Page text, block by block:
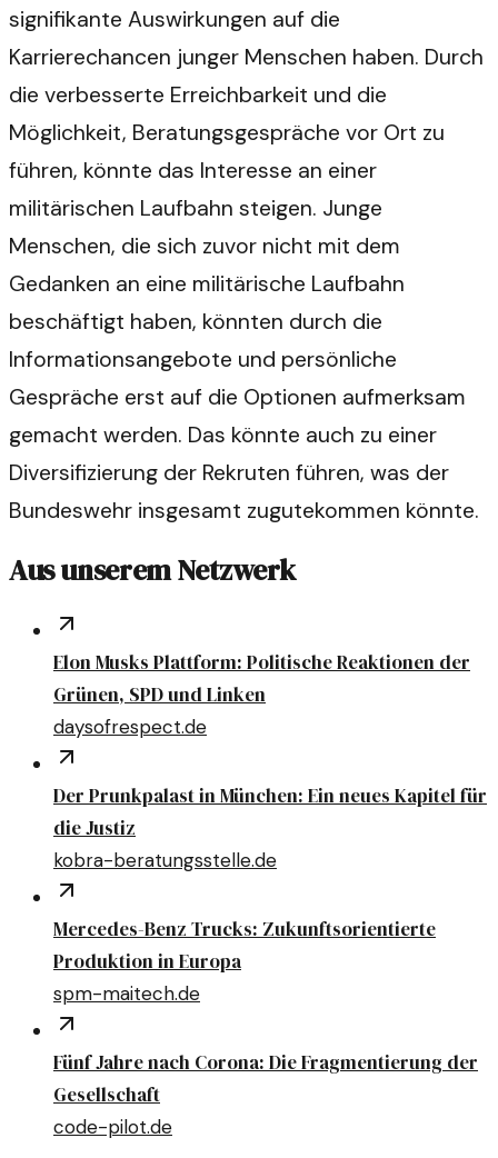
signifikante Auswirkungen auf die
Karrierechancen junger Menschen haben. Durch
die verbesserte Erreichbarkeit und die
Möglichkeit, Beratungsgespräche vor Ort zu
führen, könnte das Interesse an einer
militärischen Laufbahn steigen. Junge
Menschen, die sich zuvor nicht mit dem
Gedanken an eine militärische Laufbahn
beschäftigt haben, könnten durch die
Informationsangebote und persönliche
Gespräche erst auf die Optionen aufmerksam
gemacht werden. Das könnte auch zu einer
Diversifizierung der Rekruten führen, was der
Bundeswehr insgesamt zugutekommen könnte.
Aus unserem Netzwerk
Elon Musks Plattform: Politische Reaktionen der
Grünen, SPD und Linken
daysofrespect.de
Der Prunkpalast in München: Ein neues Kapitel für
die Justiz
kobra-beratungsstelle.de
Mercedes-Benz Trucks: Zukunftsorientierte
Produktion in Europa
spm-maitech.de
Fünf Jahre nach Corona: Die Fragmentierung der
Gesellschaft
code-pilot.de